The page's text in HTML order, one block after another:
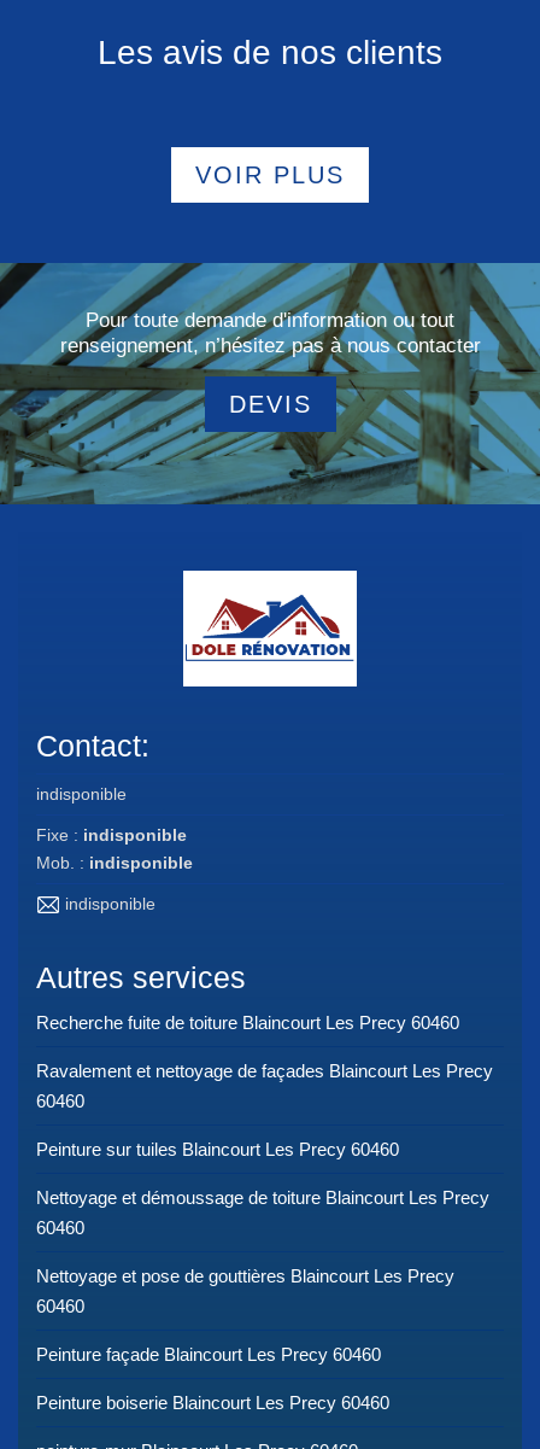
Les avis de nos clients
VOIR PLUS
Pour toute demande d'information ou tout
renseignement, n’hésitez pas à nous contacter
DEVIS
Contact:
indisponible
Fixe : indisponible
Mob. : indisponible
indisponible
Autres services
Recherche fuite de toiture Blaincourt Les Precy 60460
Ravalement et nettoyage de façades Blaincourt Les Precy
60460
Peinture sur tuiles Blaincourt Les Precy 60460
Nettoyage et démoussage de toiture Blaincourt Les Precy
60460
Nettoyage et pose de gouttières Blaincourt Les Precy
60460
Peinture façade Blaincourt Les Precy 60460
Peinture boiserie Blaincourt Les Precy 60460